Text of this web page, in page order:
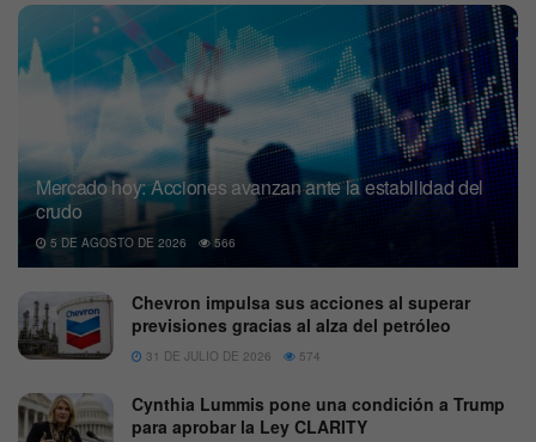
Mercado hoy: Acciones avanzan ante la estabilidad del
crudo
5 DE AGOSTO DE 2026 566
Chevron impulsa sus acciones al superar
previsiones gracias al alza del petróleo
31 DE JULIO DE 2026 574
Cynthia Lummis pone una condición a Trump
para aprobar la Ley CLARITY